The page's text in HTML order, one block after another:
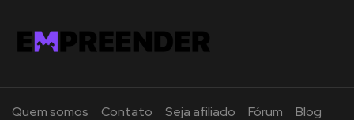
Quem somos Contato Seja afiliado Fórum Blog